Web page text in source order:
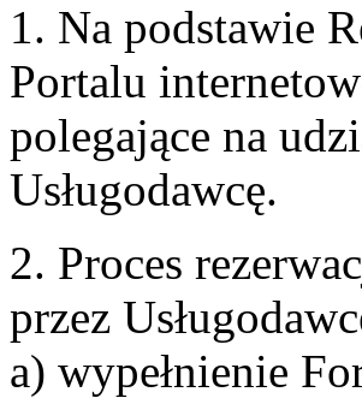
1. Na podstawie
Portalu
polegające na
Usługodawcę.
2. Proces
przez
a) wypełnienie